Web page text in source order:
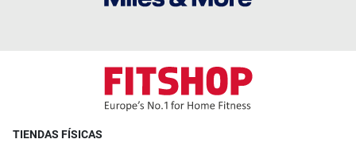
TIENDAS FÍSICAS